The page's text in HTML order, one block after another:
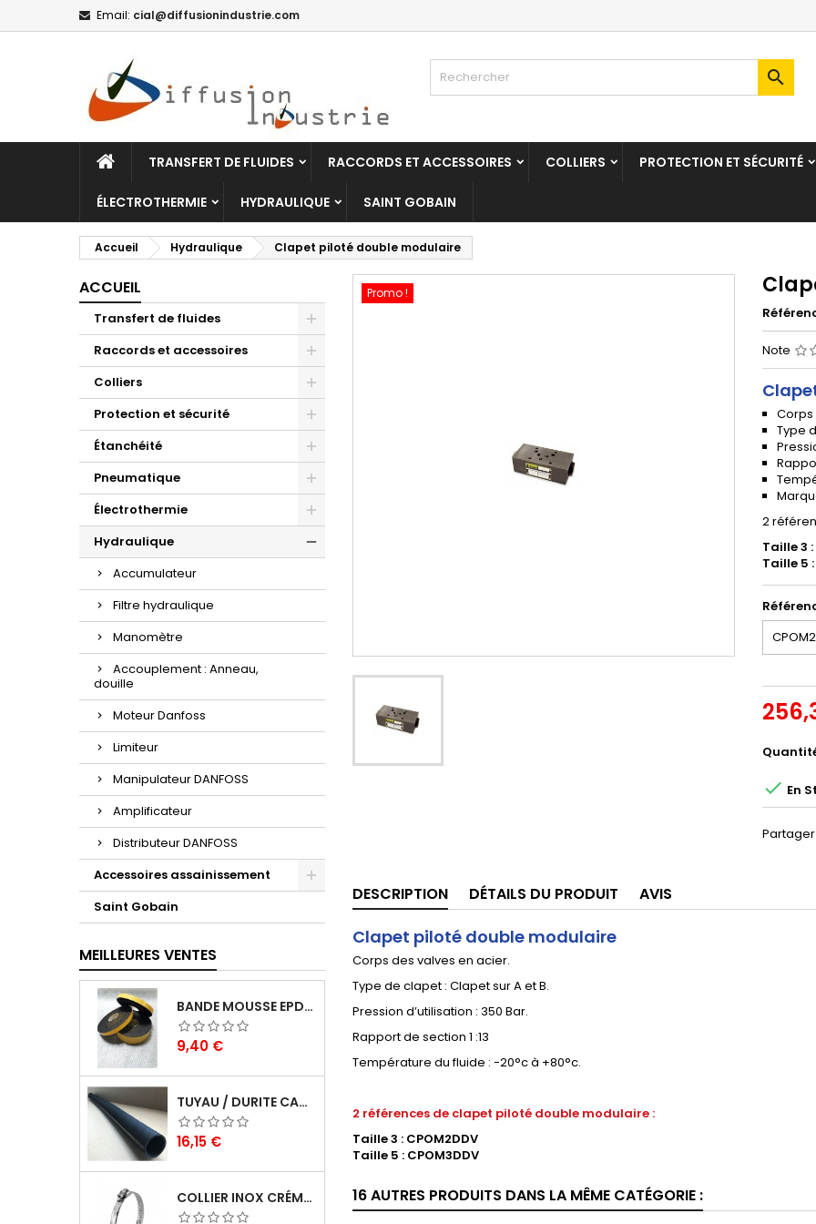
Email: cial@diffusionindustrie.com

TRANSFERT DE FLUIDES RACCORDS ET ACCESSOIRES COLLIERS PROTECTION ET SÉCURITÉ
ÉLECTROTHERMIE HYDRAULIQUE SAINT GOBAIN
Accueil Hydraulique Clapet piloté double modulaire
ACCUEIL
Transfert de fluides
Raccords et accessoires
Colliers
Protection et sécurité
Étanchéité
Pneumatique
Électrothermie
Hydraulique
Accumulateur
Filtre hydraulique
Manomètre
Accouplement : Anneau,
douille
Moteur Danfoss
Limiteur
Manipulateur DANFOSS
Amplificateur
Distributeur DANFOSS
Accessoires assainissement
Saint Gobain
MEILLEURES VENTES
BANDE MOUSSE EPDM CELLULAIRE 1 FACE ADHÉSIVE - ROULEAU DE 10ML
Prix
9,40 €
TUYAU / DURITE CAOUTCHOUC EN EPDM EN BARRE DE 1 M
Prix
16,15 €
COLLIER INOX CRÉMAILLÉRE BANDE PLEINE 12MM
Promo !
Note
Corps
Type
2
Taille 3 :
Taille 5 :
 En
Partager
DESCRIPTION DÉTAILS DU PRODUIT AVIS
Clapet piloté double modulaire
Corps des valves en acier.
Type de clapet : Clapet sur A et B.
Pression d’utilisation : 350 Bar.
Rapport de section 1 :13
Température du fluide : -20°c à +80°c.
2 références de clapet piloté double modulaire :
Taille 3 : CPOM2DDV
Taille 5 : CPOM3DDV
16 AUTRES PRODUITS DANS LA MÊME CATÉGORIE :